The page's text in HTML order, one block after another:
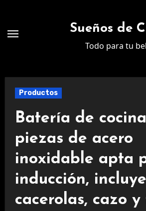
contenido
Sueños de
Todo para tu
Productos
Batería de
piezas de acero
inoxidable apta
inducción, incluye
cacerolas, cazo y